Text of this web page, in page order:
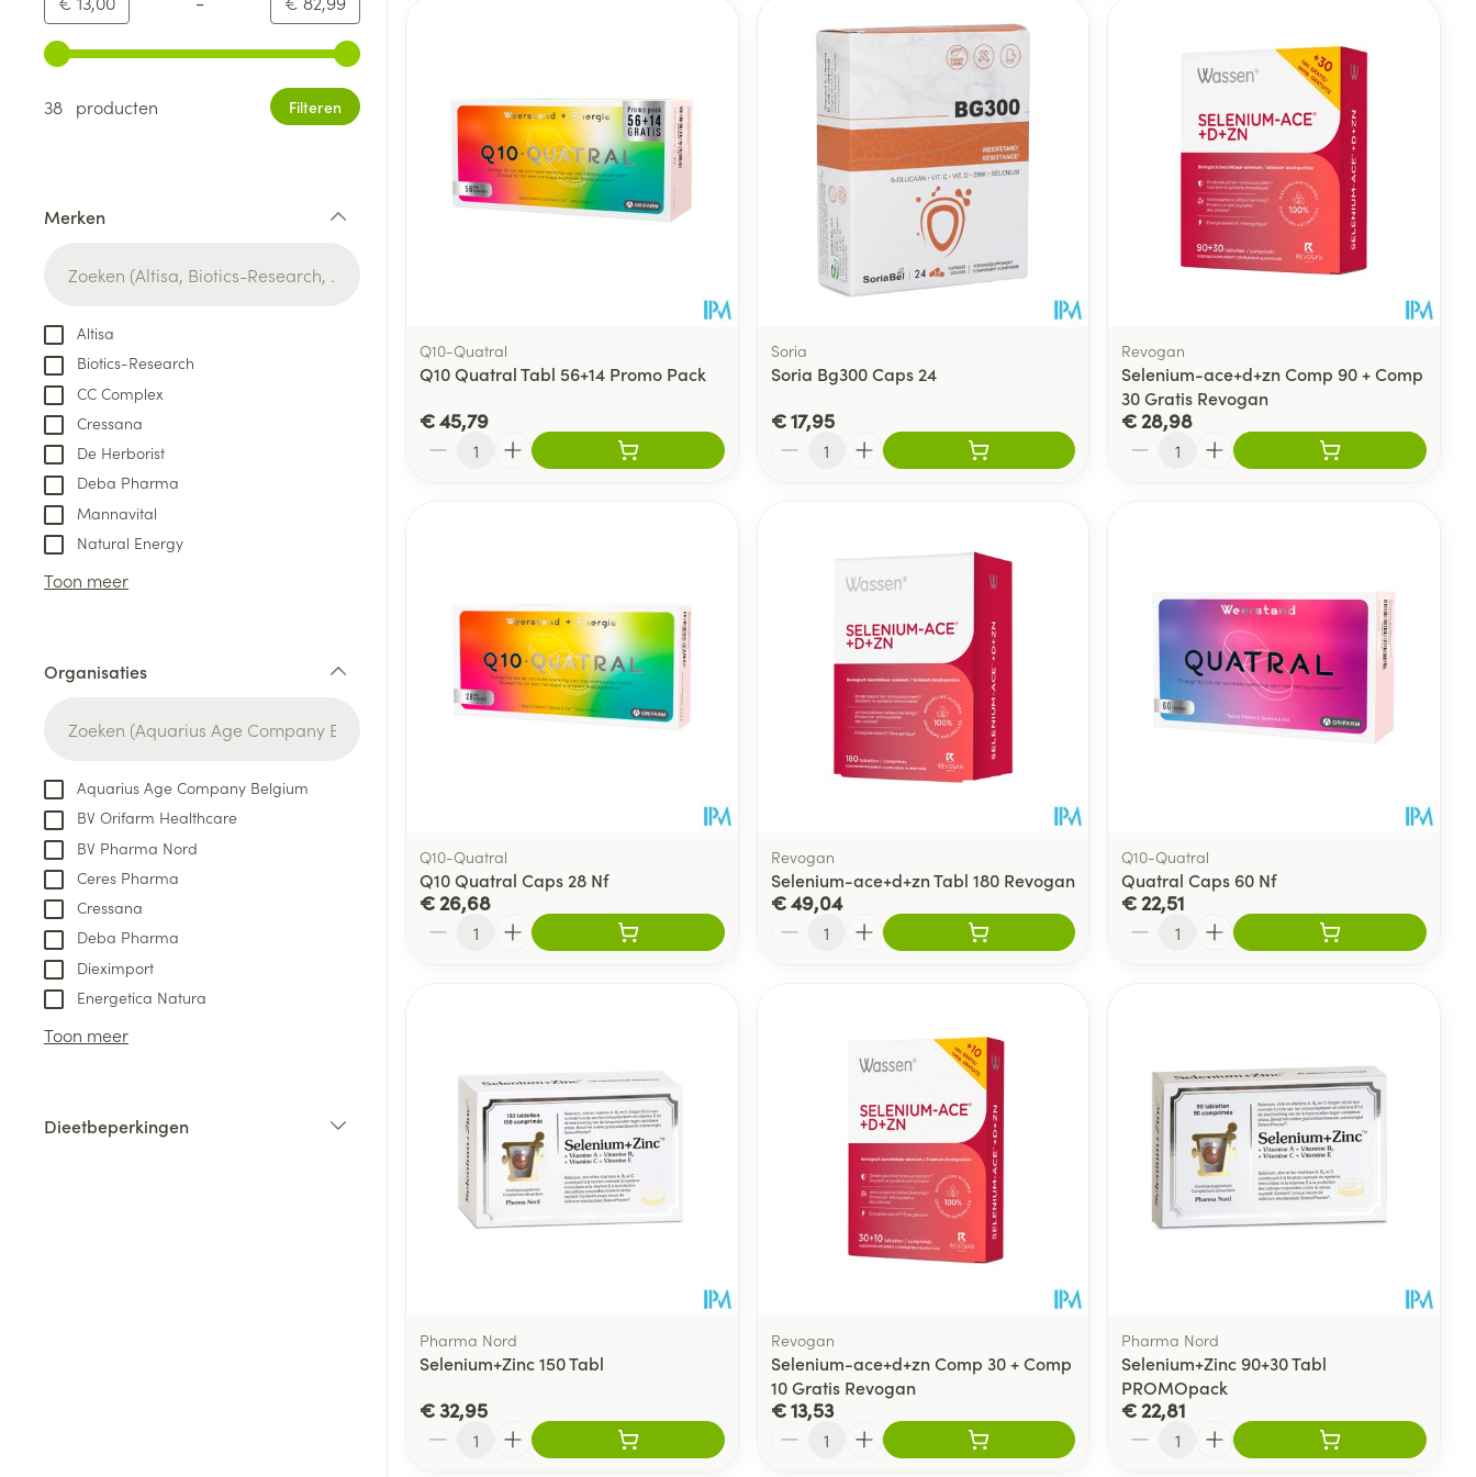
Gebruik de pijltjestoetsen links en rechts om de minimale en maximale prijswaarden aan te passen.
38 producten
Filteren
Merken
Altisa
Biotics-Research
CC Complex
Cressana
De Herborist
Deba Pharma
Mannavital
Natural Energy
Toon meer
Organisaties
Aquarius Age Company Belgium
BV Orifarm Healthcare
BV Pharma Nord
Ceres Pharma
Cressana
Deba Pharma
Dieximport
Energetica Natura
Toon meer
Dieetbeperkingen
Q10-Quatral
Q10 Quatral Tabl 56+14 Promo Pack
€ 45,79
Soria
Soria Bg300 Caps 24
€ 17,95
Revogan
Selenium-ace+d+zn Comp 90 + Comp
30 Gratis Revogan
€ 28,98
Q10-Quatral
Q10 Quatral Caps 28 Nf
€ 26,68
Revogan
Selenium-ace+d+zn Tabl 180 Revogan
€ 49,04
Q10-Quatral
Quatral Caps 60 Nf
€ 22,51
Pharma Nord
Selenium+Zinc 150 Tabl
€ 32,95
Revogan
Selenium-ace+d+zn Comp 30 + Comp
10 Gratis Revogan
€ 13,53
Pharma Nord
Selenium+Zinc 90+30 Tabl
PROMOpack
€ 22,81